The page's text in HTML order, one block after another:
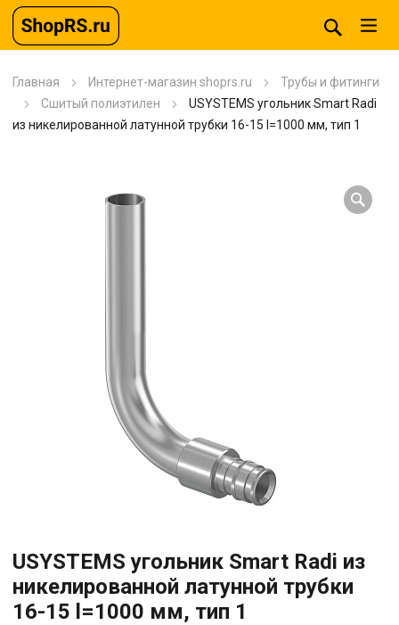
Главная Интернет-магазин shoprs.ru
Трубы и фитинги
Сшитый полиэтилен
USYSTEMS угольник Smart Radi
из никелированной латунной трубки 16-15 l=1000 мм, тип 1
USYSTEMS угольник Smart Radi из
никелированной латунной трубки
16-15 l=1000 мм, тип 1